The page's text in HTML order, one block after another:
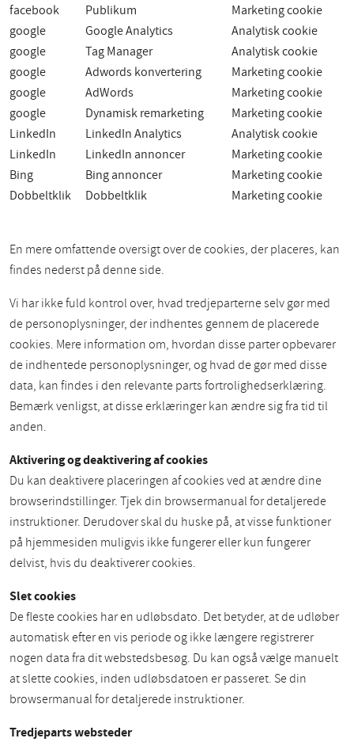
facebook
Publikum
Marketing cookie
google
Google Analytics
Analytisk cookie
google
Tag Manager
Analytisk cookie
google
Adwords konvertering
Marketing cookie
google
AdWords
Marketing cookie
google
Dynamisk remarketing
Marketing cookie
LinkedIn
LinkedIn Analytics
Analytisk cookie
LinkedIn
LinkedIn annoncer
Marketing cookie
Bing
Bing annoncer
Marketing cookie
Dobbeltklik
Dobbeltklik Marketing cookie
En mere omfattende oversigt over de cookies, der placeres, kan
findes nederst på denne side.
Vi har ikke fuld kontrol over, hvad tredjeparterne selv gør med
de personoplysninger, der indhentes gennem de placerede
cookies. Mere information om, hvordan disse parter opbevarer
de indhentede personoplysninger, og hvad de gør med disse
data, kan findes i den relevante parts fortrolighedserklæring.
Bemærk venligst, at disse erklæringer kan ændre sig fra tid til
anden.
Aktivering og deaktivering af cookies
Du kan deaktivere placeringen af cookies ved at ændre dine
browserindstillinger. Tjek din browsermanual for detaljerede
instruktioner. Derudover skal du huske på, at visse funktioner
på hjemmesiden muligvis ikke fungerer eller kun fungerer
delvist, hvis du deaktiverer cookies.
Slet cookies
De fleste cookies har en udløbsdato. Det betyder, at de udløber
automatisk efter en vis periode og ikke længere registrerer
nogen data fra dit webstedsbesøg. Du kan også vælge manuelt
at slette cookies, inden udløbsdatoen er passeret. Se din
browsermanual for detaljerede instruktioner.
Tredjeparts websteder